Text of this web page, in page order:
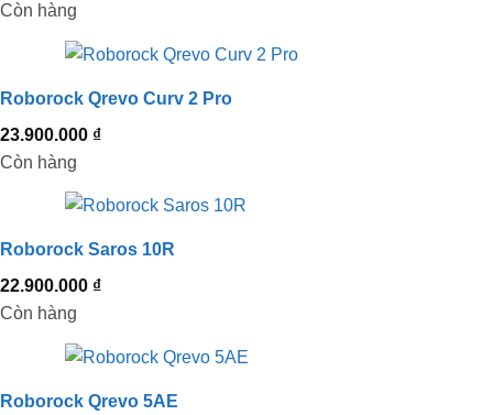
Còn hàng
Roborock Qrevo Curv 2 Pro
23.900.000 ₫
Còn hàng
Roborock Saros 10R
22.900.000 ₫
Còn hàng
Roborock Qrevo 5AE